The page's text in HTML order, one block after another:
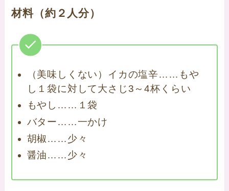
材料（約２人分）
（美味しくない）イカの塩辛……もや
し１袋に対して大さじ3～4杯くらい
もやし……１袋
バター……一かけ
胡椒……少々
醤油……少々